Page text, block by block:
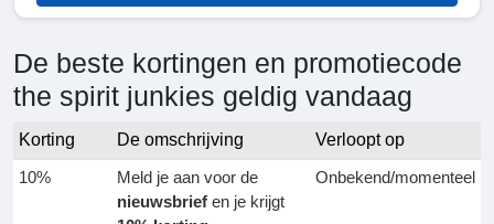
De beste kortingen en promotiecode
the spirit junkies geldig vandaag
Korting De omschrijving
Verloopt op
10%
Meld je aan voor de
nieuwsbrief en je krijgt
Onbekend/momenteel